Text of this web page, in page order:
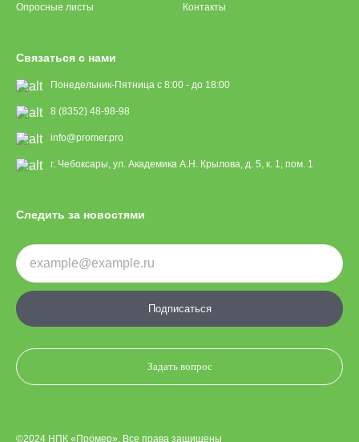
Опросные листы Контакты
Связаться с нами
Понедельник-Пятница с 8:00 - до 18:00
8 (8352) 48-98-98
info@promer.pro
г. Чебоксары, ул. Академика А.Н. Крылова, д. 5, к. 1, пом. 1
Следить за новостями
Подписаться
Задать вопрос
©2024 НПК «Промер». Все права защищены